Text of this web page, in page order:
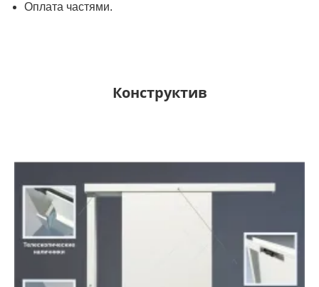
Оплата частями.
Конструктив